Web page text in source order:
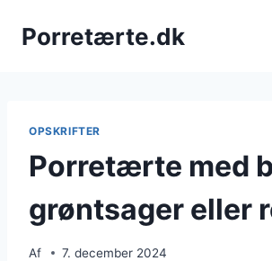
Porretærte.dk
OPSKRIFTER
Porretærte med
grøntsager eller
Af 7. december 2024